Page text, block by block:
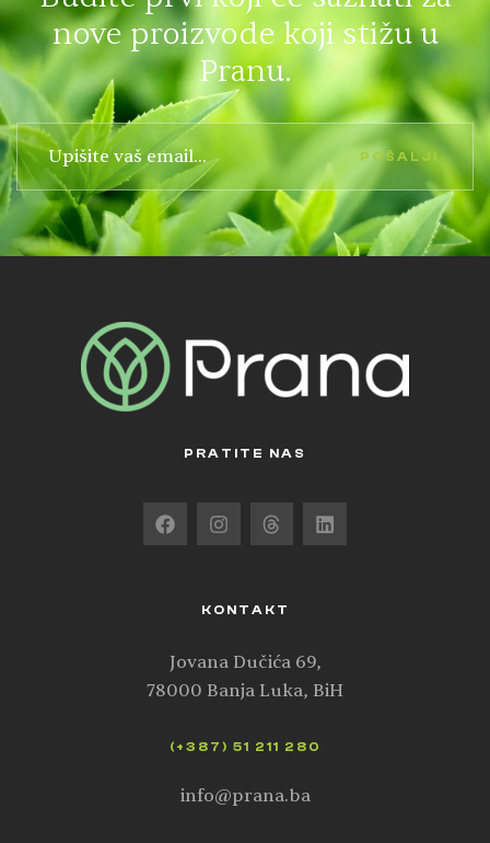
nove proizvode koji stižu u
Pranu.
POŠALJI
PRATITE NAS
KONTAKT
Jovana Dučića 69,
78000 Banja Luka, BiH
(+387) 51 211 280
info@prana.ba